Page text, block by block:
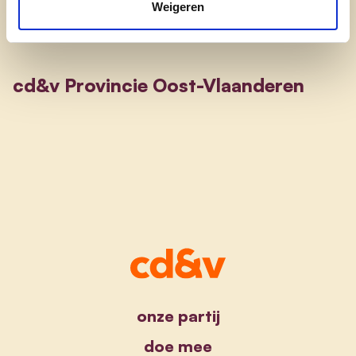
Weigeren
cd&v Provincie Oost-Vlaanderen
onze partij
doe mee